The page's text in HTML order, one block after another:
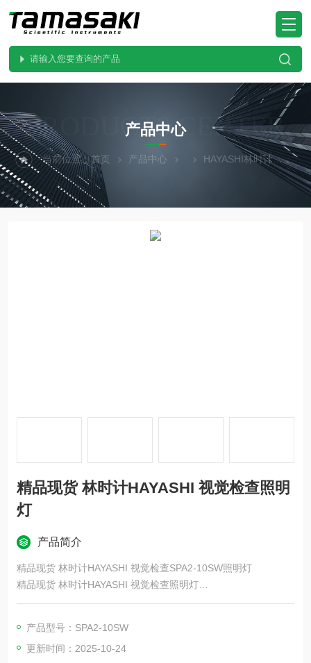
PRODUCTS CENTER
产品中心
当前位置：首页 产品中心 HAYASHI林时计
精品现货 林时计HAYASHI 视觉检查照明
灯
产品简介
精品现货 林时计HAYASHI 视觉检查SPA2-10SW照明灯
精品现货 林时计HAYASHI 视觉检查照明灯
4 芯片 LED
结构优化，照明效果
产品型号：SPA2-10SW
更新时间：2025-10-24